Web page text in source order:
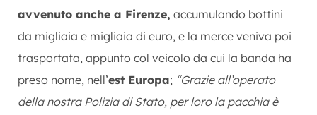
avvenuto anche a Firenze, accumulando bottini
da migliaia e migliaia di euro, e la merce veniva poi
trasportata, appunto col veicolo da cui la banda ha
preso nome, nell’est Europa; “Grazie all’operato
della nostra Polizia di Stato, per loro la pacchia è